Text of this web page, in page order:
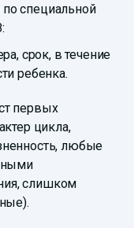
специальной
срок, в течение
ребенка.
первых
цикла,
любые
слишком